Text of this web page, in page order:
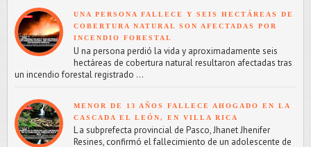
UNA PERSONA FALLECE Y SEIS HECTÁREAS DE
COBERTURA NATURAL SON AFECTADAS POR
INCENDIO FORESTAL
U na persona perdió la vida y aproximadamente seis
hectáreas de cobertura natural resultaron afectadas tras
un incendio forestal registrado ...
MENOR DE 13 AÑOS FALLECE AHOGADO EN LA
CASCADA EL LEÓN, EN VILLA RICA
L a subprefecta provincial de Pasco, Jhanet Jhenifer
Resines, confirmó el fallecimiento de un adolescente de